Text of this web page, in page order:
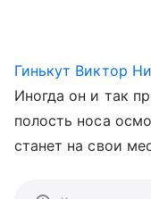
Гинькут Виктор
Иногда он и так
полость носа
станет на свои